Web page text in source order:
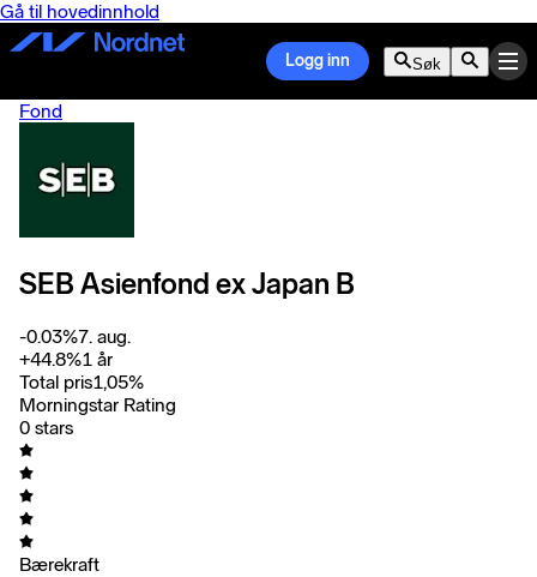
Gå til hovedinnhold
Logg inn Søk
Fond
SEB Asienfond ex Japan B
-0.03%7. aug.
+44.8%1 år
Total pris1,05%
Morningstar Rating
0 stars
Bærekraft